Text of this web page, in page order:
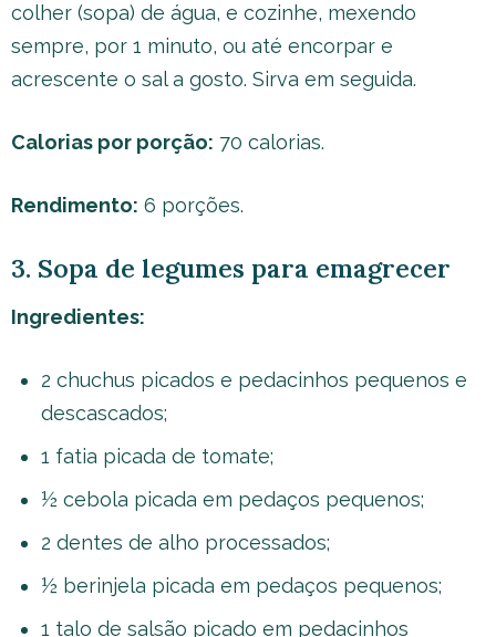
colher (sopa) de água, e cozinhe, mexendo
sempre, por 1 minuto, ou até encorpar e
acrescente o sal a gosto. Sirva em seguida.
Calorias por porção: 70 calorias.
Rendimento: 6 porções.
3. Sopa de legumes para emagrecer
Ingredientes:
2 chuchus picados e pedacinhos pequenos e
descascados;
1 fatia picada de tomate;
½ cebola picada em pedaços pequenos;
2 dentes de alho processados;
½ berinjela picada em pedaços pequenos;
1 talo de salsão picado em pedacinhos